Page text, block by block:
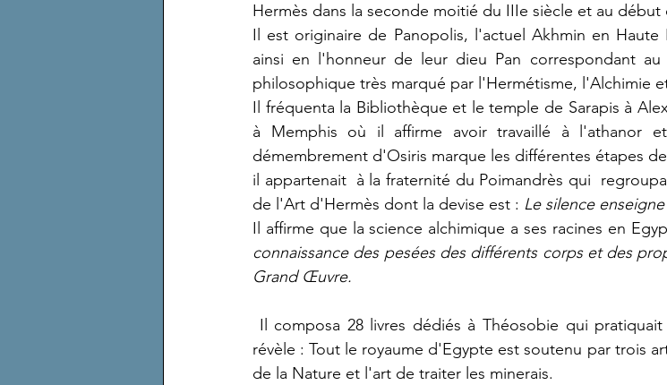
Hermès dans la seconde moitié du IIIe siècle et au début
Il est originaire de Panopolis, l'actuel Akhmin en
ainsi en l'honneur de leur dieu Pan correspondant
philosophique très marqué par l'Hermétisme, l'Alchimie
Il fréquenta la Bibliothèque et le temple de Sarapis à
à Memphis où il affirme avoir travaillé à l'athanor
démembrement d'Osiris marque les différentes étapes
il appartenait  à la fraternité du Poimandrès qui
de l'Art d'Hermès dont la devise est : Le silence
connaissance des pesées des différents corps et des
Grand Œuvre.
révèle : Tout le royaume d'Egypte est soutenu par trois
de la Nature et l'art de traiter les minerais.